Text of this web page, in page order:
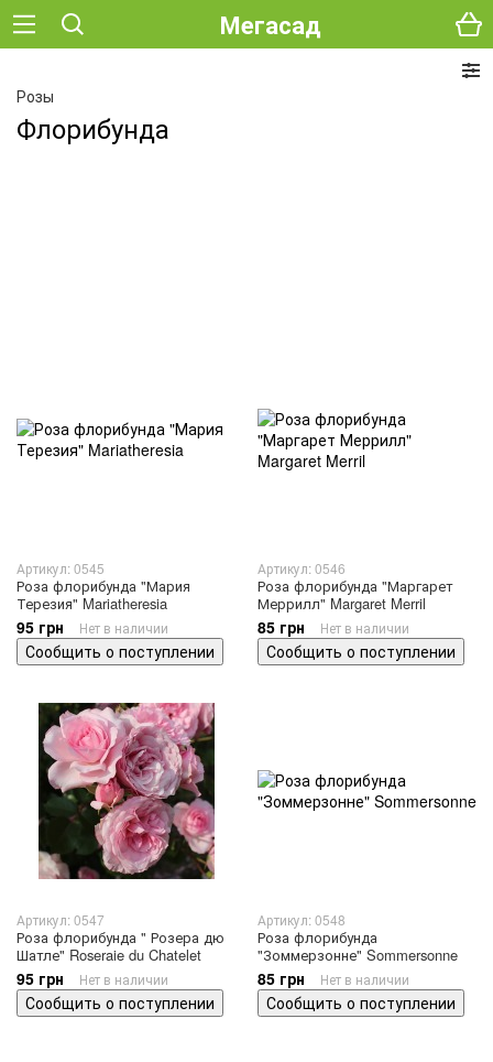
Мегасад
Розы
Флорибунда
Артикул: 0545
Роза флорибунда "Мария
Терезия" Mariatheresia
95 грн Нет в наличии
Сообщить о поступлении
Артикул: 0546
Роза флорибунда "Маргарет
Меррилл" Margaret Merril
85 грн Нет в наличии
Сообщить о поступлении
Артикул: 0547
Роза флорибунда " Розера дю
Шатле" Roseraie du Chatelet
95 грн Нет в наличии
Сообщить о поступлении
Артикул: 0548
Роза флорибунда
"Зоммерзонне" Sommersonne
85 грн Нет в наличии
Сообщить о поступлении